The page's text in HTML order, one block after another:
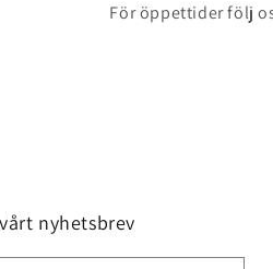
För öppettider följ
nyhetsbrev